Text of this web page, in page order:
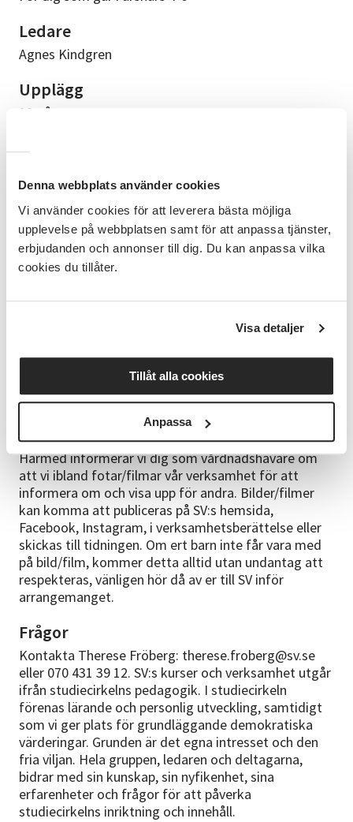
Denna webbplats använder cookies
Vi använder cookies för att leverera bästa möjliga
upplevelse på webbplatsen samt för att anpassa tjänster,
erbjudanden och annonser till dig. Du kan anpassa vilka
cookies du tillåter.
Visa detaljer
Tillåt alla cookies
Anpassa
Ledare
Agnes Kindgren
Upplägg
12 gånger
Bra att veta
Bekväma kläder barnet kan röra sig i och någon typ
av dans- eller gymnastiksko eller barfota. Vi dansar ej
i strumpor pga halkrisken. Ta med en vattenflaska.
kursen med definitivt startdatum cirka en vecka
skickas kallelsen på mejl, annars kommer den med
vanlig post. För fullständiga anmälningsvillkor
hänvisas till www.sv.se.
GDPR
Härmed informerar vi dig som vårdnadshavare om
att vi ibland fotar/filmar vår verksamhet för att
informera om och visa upp för andra. Bilder/filmer
kan komma att publiceras på SV:s hemsida,
Facebook, Instagram, i verksamhetsberättelse eller
skickas till tidningen. Om ert barn inte får vara med
på bild/film, kommer detta alltid utan undantag att
respekteras, vänligen hör då av er till SV inför
arrangemanget.
Frågor
Kontakta Therese Fröberg: therese.froberg@sv.se
eller 070 431 39 12. SV:s kurser och verksamhet utgår
ifrån studiecirkelns pedagogik. I studiecirkeln
förenas lärande och personlig utveckling, samtidigt
som vi ger plats för grundläggande demokratiska
värderingar. Grunden är det egna intresset och den
fria viljan. Hela gruppen, ledaren och deltagarna,
bidrar med sin kunskap, sin nyfikenhet, sina
erfarenheter och frågor för att påverka
studiecirkelns inriktning och innehåll.